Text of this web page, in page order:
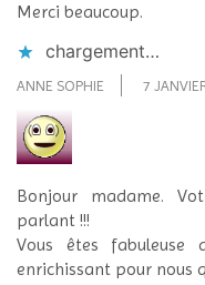
Merci beaucoup.
chargement…
ANNE SOPHIE 7
Bonjour madame.
parlant !!!
Vous êtes
enrichissant pour nous